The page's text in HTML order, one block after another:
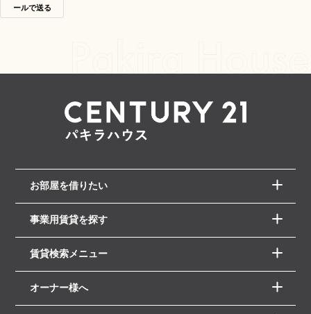
ールで送る
お部屋を借りたい
事業用賃貸を探す
賃貸検索メニュー
オーナー様へ